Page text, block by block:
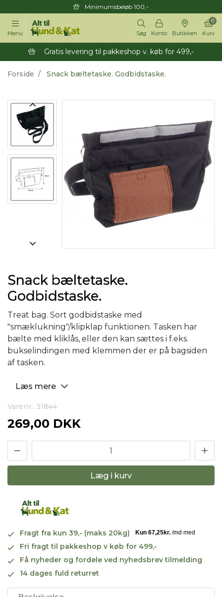
Minimumsbeløb 100,-
Menu Søg Konto Butikken Kurv
0
Gratis levering til pakkeshop v. køb for 499,-
Forside Snack bæltetaske. Godbidstaske.
Snack bæltetaske.
Godbidstaske.
Treat bag. Sort godbidstaske med
"smæklukning"/klipklap funktionen. Tasken har
bælte med kliklås, eller den kan sættes i f.eks.
bukselindingen med klemmen der er på bagsiden
af tasken.
Læs mere
Varenr.: 31844
269,00 DKK
Læg i kurv
Fragt fra kun 39,- (maks 20kg)
Fri fragt til pakkeshop v køb for 499,-
Få nyheder og fordele ved nyhedsbrev tilmelding
14 dages fuld returret